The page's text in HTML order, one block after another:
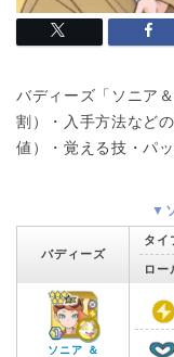
バディーズ「ソニア
割）・入手方法など
値）・覚える技・パ
▼
バディーズ
タイ
ロー
ソニア ＆